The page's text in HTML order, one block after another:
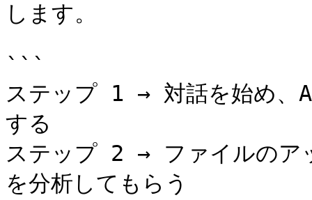
します。
```
ステップ 1 → 対話を始め、
する
ステップ 2 → ファイルのア
を分析してもらう